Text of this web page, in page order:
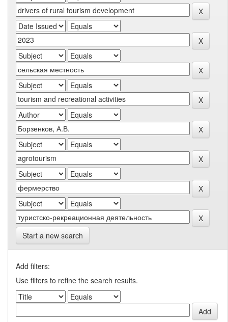
Start a new search
Add filters:
Use filters to refine the search results.